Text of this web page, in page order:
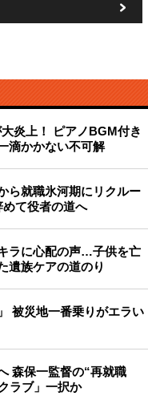
炎上！ ピアノBGM付き
滴かかない不可解
ら就職氷河期にリクルー
めて役者の道へ
ラに心配の声…子供を亡
遺族ケアの道のり
被災地一番乗りがエラい
森保一監督の“再就職
ラブ」一択か